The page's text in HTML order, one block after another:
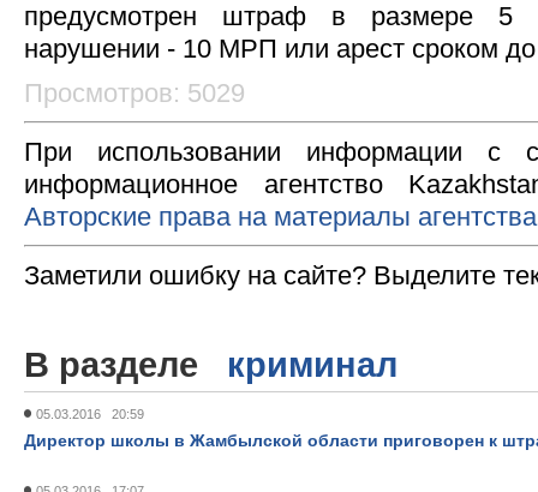
предусмотрен штраф в размере 5
нарушении - 10 МРП или арест сроком до
Просмотров: 5029
При использовании информации с
информационное агентство
Авторские права на материалы
Заметили ошибку на сайте? Выделите
В разделе криминал
05.03.2016 20:59
Директор школы в Жамбылской области приговорен к